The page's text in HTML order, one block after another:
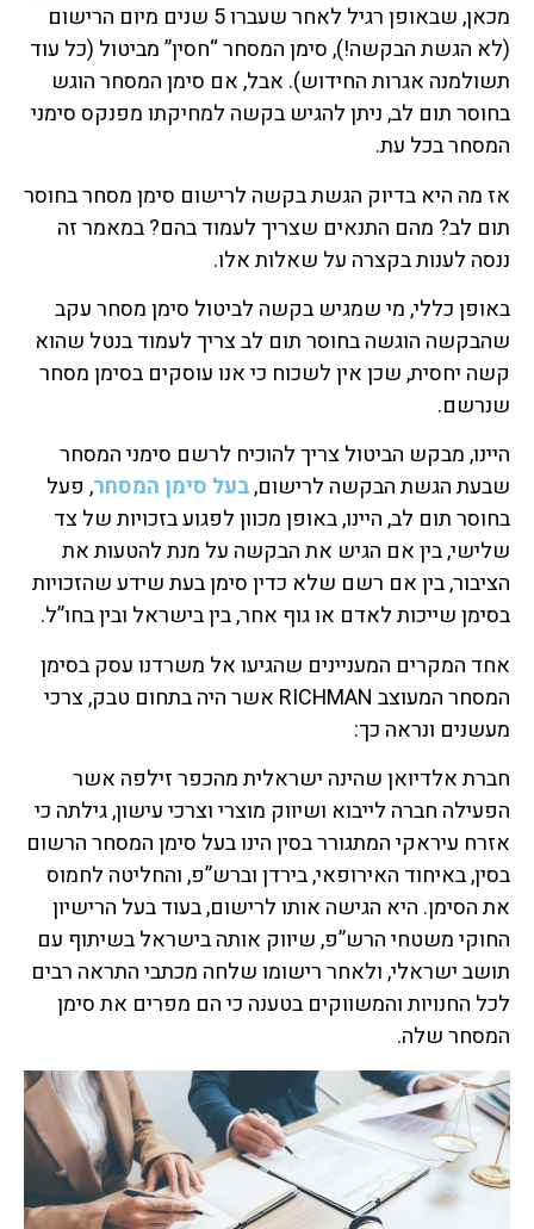
מכאן, שבאופן רגיל לאחר שעברו 5 שנים מיום הרישום
(לא הגשת הבקשה!), סימן המסחר “חסין” מביטול (כל עוד
תשולמנה אגרות החידוש). אבל, אם סימן המסחר הוגש
בחוסר תום לב, ניתן להגיש בקשה למחיקתו מפנקס סימני
המסחר בכל עת.
אז מה היא בדיוק הגשת בקשה לרישום סימן מסחר בחוסר
תום לב? מהם התנאים שצריך לעמוד בהם? במאמר זה
ננסה לענות בקצרה על שאלות אלו.
באופן כללי, מי שמגיש בקשה לביטול סימן מסחר עקב
שהבקשה הוגשה בחוסר תום לב צריך לעמוד בנטל שהוא
קשה יחסית, שכן אין לשכוח כי אנו עוסקים בסימן מסחר
שנרשם.
היינו, מבקש הביטול צריך להוכיח לרשם סימני המסחר
שבעת הגשת הבקשה לרישום,בעל סימן המסחר, פעל
בחוסר תום לב, היינו, באופן מכוון לפגוע בזכויות של צד
שלישי, בין אם הגיש את הבקשה על מנת להטעות את
הציבור, בין אם רשם שלא כדין סימן בעת שידע שהזכויות
בסימן שייכות לאדם או גוף אחר, בין בישראל ובין בחו”ל.
אחד המקרים המעניינים שהגיעו אל משרדנו עסק בסימן
המסחר המעוצב RICHMAN אשר היה בתחום טבק, צרכי
מעשנים ונראה כך:
חברת אלדיואן שהינה ישראלית מהכפר זילפה אשר
הפעילה חברה לייבוא ושיווק מוצרי וצרכי עישון, גילתה כי
אזרח עיראקי המתגורר בסין הינו בעל סימן המסחר הרשום
בסין, באיחוד האירופאי, בירדן וברש”פ, והחליטה לחמוס
את הסימן. היא הגישה אותו לרישום, בעוד בעל הרישיון
החוקי משטחי הרש”פ, שיווק אותה בישראל בשיתוף עם
תושב ישראלי, ולאחר רישומו שלחה מכתבי התראה רבים
לכל החנויות והמשווקים בטענה כי הם מפרים את סימן
המסחר שלה.